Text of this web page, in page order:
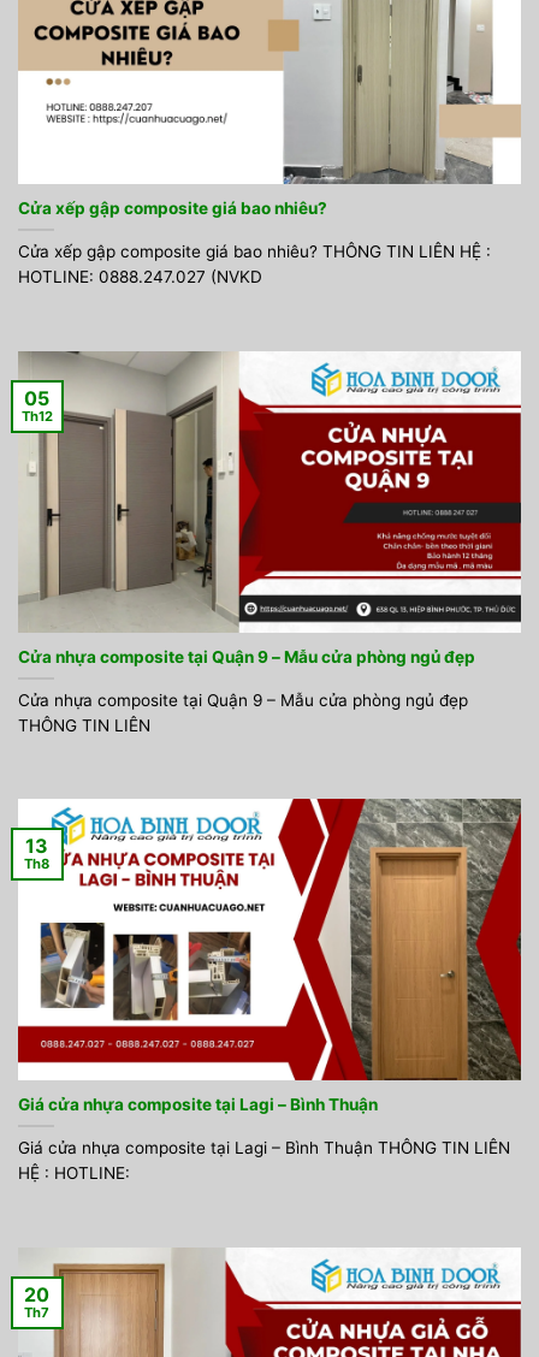
Cửa xếp gập composite giá bao nhiêu?
Cửa xếp gập composite giá bao nhiêu? THÔNG TIN LIÊN HỆ :
HOTLINE: 0888.247.027 (NVKD
Cửa nhựa composite tại Quận 9 – Mẫu cửa phòng ngủ đẹp
Cửa nhựa composite tại Quận 9 – Mẫu cửa phòng ngủ đẹp
THÔNG TIN LIÊN
05
Th12
Giá cửa nhựa composite tại Lagi – Bình Thuận
Giá cửa nhựa composite tại Lagi – Bình Thuận THÔNG TIN LIÊN
HỆ : HOTLINE:
13
Th8
20
Th7